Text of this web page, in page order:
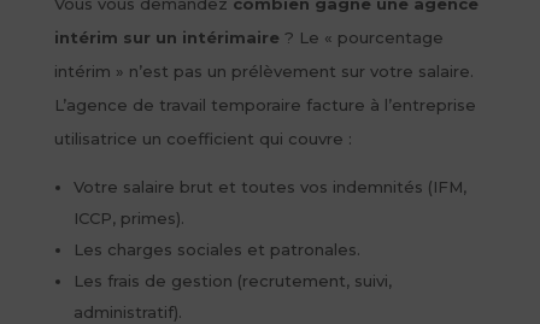
intérim sur un intérimaire ? Le « pourcentage
intérim » n’est pas un prélèvement sur votre salaire.
L’agence de travail temporaire facture à l’entreprise
utilisatrice un coefficient qui couvre :
Votre salaire brut et toutes vos indemnités (IFM,
ICCP, primes).
Les charges sociales et patronales.
Les frais de gestion (recrutement, suivi,
administratif).